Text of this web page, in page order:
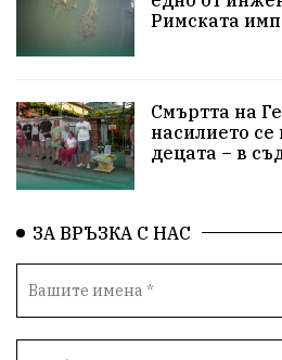
Сигурност Разследване
ОколнаСреда Надежда
СоциалнаПолитика
Космос ВоднаКриза
Безопастност Катастрофа
Римската
Смъртта на
насилието
децата – в
ЗА ВРЪЗКА С НАС